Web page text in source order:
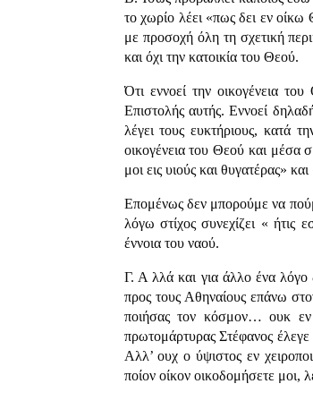
το χωρίο λέει «πως δει εν
με προσοχή όλη τη σχετική
και όχι την κατοικία του Θεού.
Ότι εννοεί την οικογένεια
Επιστολής αυτής. Εννοεί
λέγει τους ευκτήριους,
οικογένεια του Θεού και μέσα
μοι εις υιούς και θυγατέρας»
Επομένως δεν μπορούμε να
λόγω στίχος συνεχίζει « ήτις
έννοια του ναού.
Γ. Α λλά και για άλλο ένα λόγο
προς τους Αθηναίους επάνω
ποιήσας τον κόσμον… ουκ εν
πρωτομάρτυρας Στέφανος
Αλλ’ ουχ ο ύψιστος εν
ποίον οίκον οικοδομήσετε μοι,